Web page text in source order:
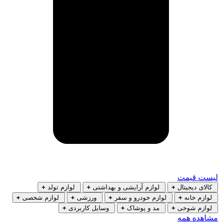
لیست قیمت
کالای دیجیتال + لوازم آرایشی و بهداشتی + لوازم تولد +
لوازم خانه + لوازم خودرو و سفر + ورزشی + لوازم شخصی +
لوازم شوخی + مد و پوشاک + وسایل کاربردی +
مشاهده همه